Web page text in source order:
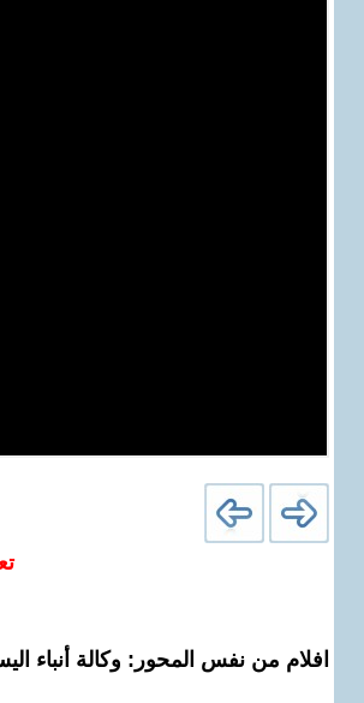
افلام من نفس المحور: وكالة أنباء